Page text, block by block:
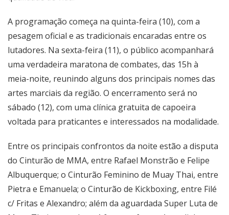
A programação começa na quinta-feira (10), com a
pesagem oficial e as tradicionais encaradas entre os
lutadores. Na sexta-feira (11), o público acompanhará
uma verdadeira maratona de combates, das 15h à
meia-noite, reunindo alguns dos principais nomes das
artes marciais da região. O encerramento será no
sábado (12), com uma clínica gratuita de capoeira
voltada para praticantes e interessados na modalidade.
Entre os principais confrontos da noite estão a disputa
do Cinturão de MMA, entre Rafael Monstrão e Felipe
Albuquerque; o Cinturão Feminino de Muay Thai, entre
Pietra e Emanuela; o Cinturão de Kickboxing, entre Filé
c/ Fritas e Alexandro; além da aguardada Super Luta de